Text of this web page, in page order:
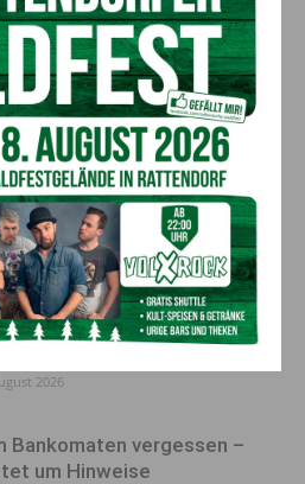
Nächster Artikel
Weihnachtsfeier und
Jahresabschluss der
Wertschacher Pensionisten
bleibt unersetzbar“ –
2026
Bankomaten vergessen –
um Hinweise